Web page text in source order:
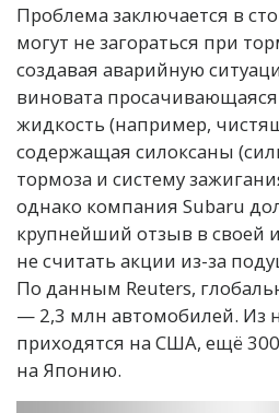
Проблема заключается в
могут не загораться при
создавая аварийную
виновата просачивающаяся
жидкость (например,
содержащая силоксаны
тормоза и систему
однако компания Subaru
крупнейший отзыв в своей
не считать акции из-за
По данным Reuters,
— 2,3 млн автомобилей. Из
приходятся на США, ещё
на Японию.